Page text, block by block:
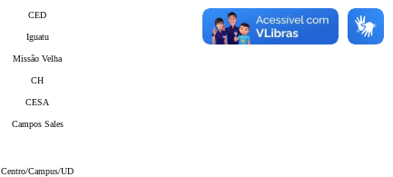
CED
Iguatu
Missão Velha
CH
CESA
Campos Sales
Centro/Campus/UD